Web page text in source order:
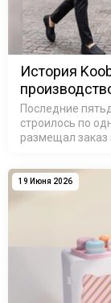
История
Последние
строилось по
размещал заказ
металлические
19 Июня 2026